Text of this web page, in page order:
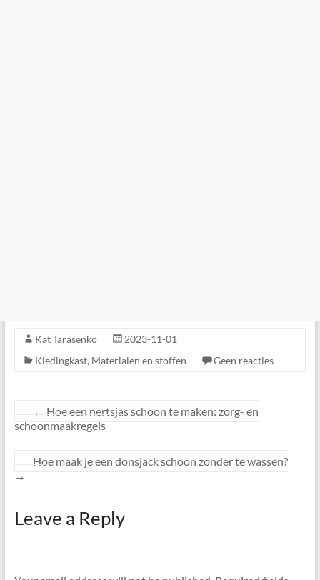
Kat Tarasenko
2023-11-01
Kledingkast, Materialen en stoffen Geen reacties
← Hoe een nertsjas schoon te maken: zorg- en
schoonmaakregels
Hoe maak je een donsjack schoon zonder te wassen?
→
Leave a Reply